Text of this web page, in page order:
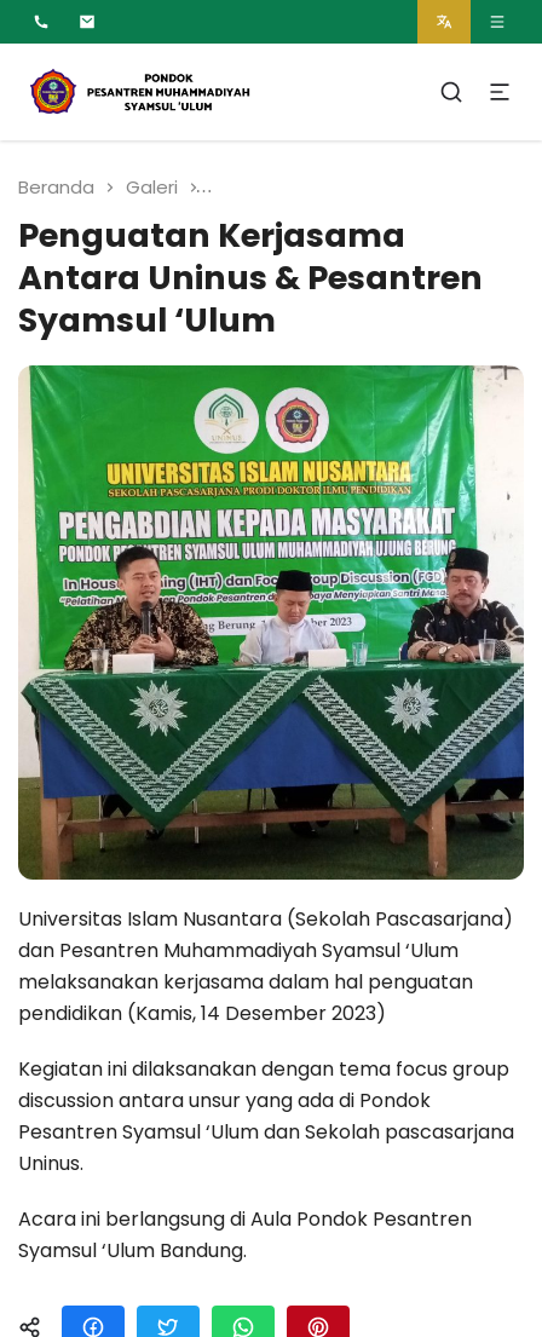
Pesantren Syamsul
Ulum Muhammadiyah
Beranda Galeri Penguatan Kerjasama Antara
Penguatan Kerjasama
Antara Uninus & Pesantren
Syamsul ‘Ulum
Universitas Islam Nusantara (Sekolah Pascasarjana)
dan Pesantren Muhammadiyah Syamsul ‘Ulum
melaksanakan kerjasama dalam hal penguatan
pendidikan (Kamis, 14 Desember 2023)
Kegiatan ini dilaksanakan dengan tema focus group
discussion antara unsur yang ada di Pondok
Pesantren Syamsul ‘Ulum dan Sekolah pascasarjana
Uninus.
Acara ini berlangsung di Aula Pondok Pesantren
Syamsul ‘Ulum Bandung.